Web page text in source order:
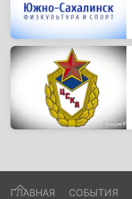
ГЛАВНАЯ СОБЫТИЯ